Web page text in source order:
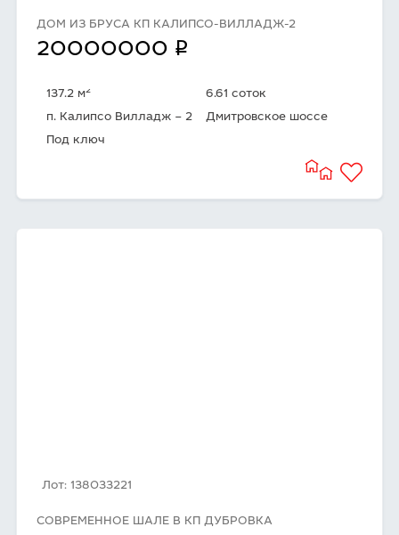
ДОМ ИЗ БРУСА КП КАЛИПСО-ВИЛЛАДЖ-2
20000000 q
137.2 м2
6.61 соток
п. Калипсо Вилладж – 2
Дмитровское шоссе
Под ключ
Лот: 138033221
СОВРЕМЕННОЕ ШАЛЕ В КП ДУБРОВКА